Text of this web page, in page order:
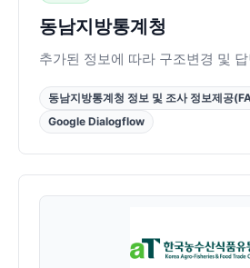
동남지방통계청
추가된 정보에 따라 구조변경 및
동남지방통계청 정보 및 조사 정보제공
Google Dialogflow